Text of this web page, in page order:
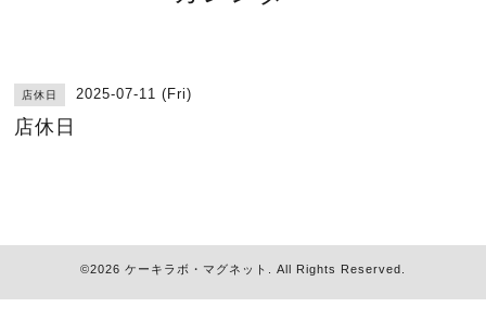
店休日 2025-07-11 (Fri)
店休日
©2026 ケーキラボ・マグネット . All Rights Reserved.